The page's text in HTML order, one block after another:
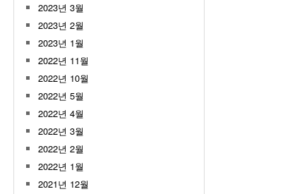
2023년 3월
2023년 2월
2023년 1월
2022년 11월
2022년 10월
2022년 5월
2022년 4월
2022년 3월
2022년 2월
2022년 1월
2021년 12월